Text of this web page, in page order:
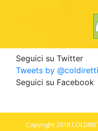
Seguici su Twitter
Tweets by
Seguici su Facebook
Copyright 2018